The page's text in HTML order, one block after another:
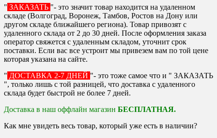
" ЗАКАЗАТЬ "- это значит товар находится на удаленном
складе (Волгоград, Воронеж, Тамбов, Ростов на Дону или
другом складе ближайшего региона). Товар привозят с
удаленного склада от 2 до 30 дней. После оформления заказа
оператор свяжется с удаленным складом, уточнит срок
поставки. Если вас все устроит мы привезем вам по той цене
которая указана на сайте.
" ДОСТАВКА 2-7 ДНЕЙ "- это тоже самое что и " ЗАКАЗАТЬ
", только лишь с той разницей, что доставка с удаленного
склада будет быстрой не более 7 дней.
Доставка в наш оффлайн магазин БЕСПЛАТНАЯ.
Как мне увидеть весь товар, который уже есть в наличии?